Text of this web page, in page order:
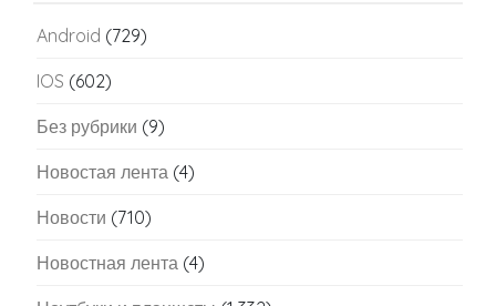
Android (729)
IOS (602)
Без рубрики (9)
Новостая лента (4)
Новости (710)
Новостная лента (4)